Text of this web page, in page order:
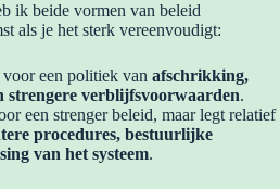
ik beide vormen van beleid
als je het sterk vereenvoudigt:
een politiek van afschrikking,
strengere verblijfsvoorwaarden.
een strenger beleid, maar legt relatief
procedures, bestuurlijke
van het systeem.